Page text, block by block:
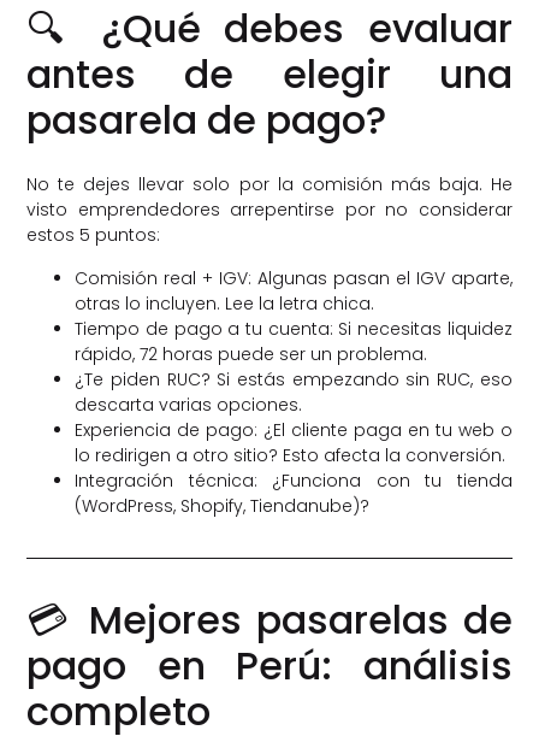
🔍 ¿Qué debes evaluar
antes de elegir una
pasarela de pago?
No te dejes llevar solo por la comisión más baja. He
visto emprendedores arrepentirse por no considerar
estos 5 puntos:
Comisión real + IGV: Algunas pasan el IGV aparte,
otras lo incluyen. Lee la letra chica.
Tiempo de pago a tu cuenta: Si necesitas liquidez
rápido, 72 horas puede ser un problema.
¿Te piden RUC? Si estás empezando sin RUC, eso
descarta varias opciones.
Experiencia de pago: ¿El cliente paga en tu web o
lo redirigen a otro sitio? Esto afecta la conversión.
Integración técnica: ¿Funciona con tu tienda
(WordPress, Shopify, Tiendanube)?
💳 Mejores pasarelas de
pago en Perú: análisis
completo